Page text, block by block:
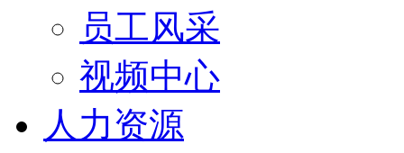
员工风采
视频中心
人力资源